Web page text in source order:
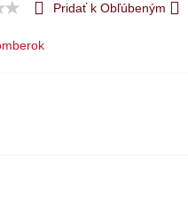
Pridať k Obľúbeným